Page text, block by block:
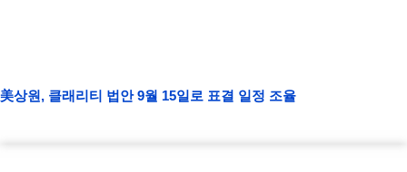
美상원, 클래리티 법안 9월 15일로 표결 일정 조율